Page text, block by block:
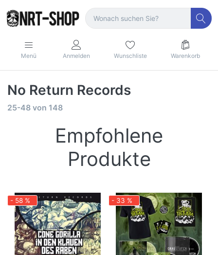
Menü Anmelden Wunschliste Warenkorb
No Return Records
25-48 von 148
Empfohlene
Produkte
- 58 % - 33 %